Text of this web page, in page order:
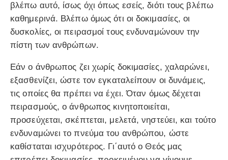
βλέπω αυτό, ίσως όχι όπως εσείς, διότι τους βλέπω
καθημερινά. Βλέπω όμως ότι οι δοκιμασίες, οι
δυσκολίες, οι πειρασμοί τους ενδυναμώνουν την
πίστη των ανθρώπων.
Εάν ο άνθρωπος ζει χωρίς δοκιμασίες, χαλαρώνει,
εξασθενίζει, ώστε τον εγκαταλείπουν οι δυνάμεις,
τις οποίες θα πρέπει να έχει. Όταν όμως δέχεται
πειρασμούς, ο άνθρωπος κινητοποιείται,
προσεύχεται, σκέπτεται, μελετά, νηστεύει, και τούτο
ενδυναμώνει το πνεύμα του ανθρώπου, ώστε
καθίσταται ισχυρότερος. Γι΄αυτό ο Θεός μας